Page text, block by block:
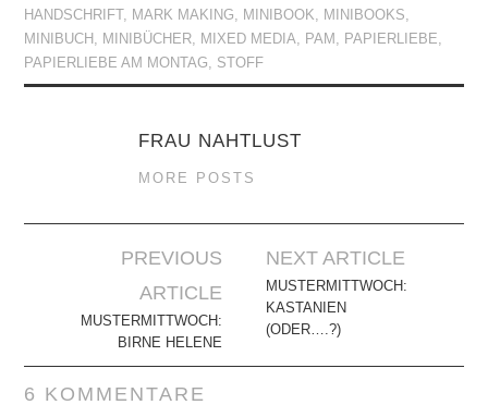
HANDSCHRIFT , MARK MAKING, MINIBOOK, MINIBOOKS,
MINIBUCH , MINIBÜCHER, MIXED MEDIA, PAM , PAPIERLIEBE,
PAPIERLIEBE AM MONTAG, STOFF
FRAU NAHTLUST
MORE POSTS
Navigation
PREVIOUS
ARTICLE
MUSTERMITTWOCH:
BIRNE HELENE
NEXT ARTICLE
MUSTERMITTWOCH:
KASTANIEN
(ODER….?)
6 KOMMENTARE